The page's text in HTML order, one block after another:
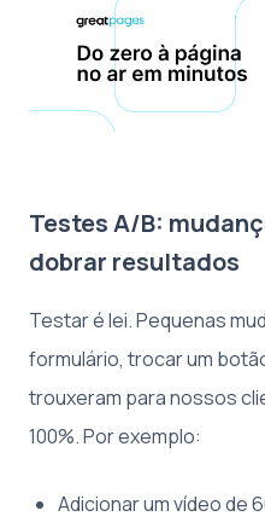
Testes A/B:
dobrar resultados
Testar é lei. Pequenas
formulário, trocar um
trouxeram para nossos
100%. Por exemplo:
Adicionar um vídeo de